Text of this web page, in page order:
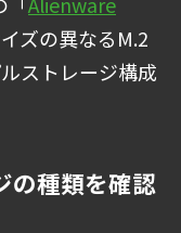
ズの異なるM.2
ストレージ構成
の種類を確認